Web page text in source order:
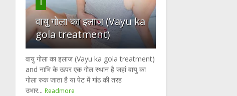
वायु गोला का इलाज (Vayu ka
gola treatment)
वायु गोला का इलाज (Vayu ka gola treatment)
and नाभि के ऊपर एक गोल स्थान है जहां वायु का
गोला रुक जाता है या पेट में गांठ की तरह
उभार... Readmore